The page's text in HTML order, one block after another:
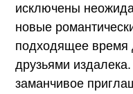
исключены
новые
подходящее время
друзьями
заманчивое